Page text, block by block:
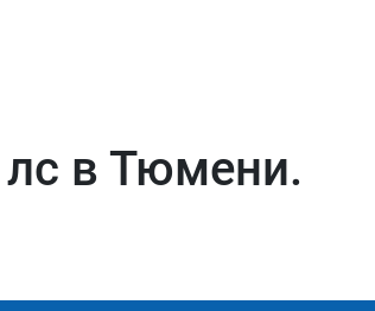
лс в Тюмени.